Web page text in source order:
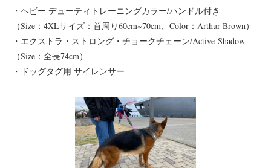
・ヘビー デューティトレーニングカラー/ハンドル付き
（Size：4XLサイズ：首周り60cm~70cm、Color：Arthur Brown）
・エクストラ・ストロング・チョークチェーン/Active-Shadow
（Size：全長74cm）
・ドッグタグ用 サイレンサー